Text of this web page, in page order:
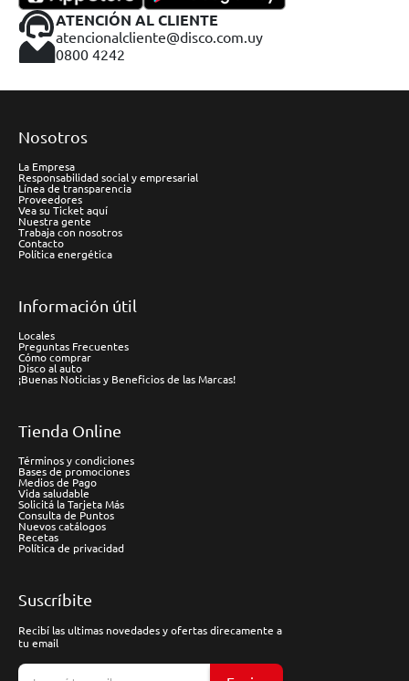
ATENCIÓN AL CLIENTE
atencionalcliente@disco.com.uy
0800 4242
Nosotros
La Empresa
Responsabilidad social y empresarial
Línea de transparencia
Proveedores
Vea su Ticket aquí
Nuestra gente
Trabaja con nosotros
Contacto
Política energética
Información útil
Locales
Preguntas Frecuentes
Cómo comprar
Disco al auto
¡Buenas Noticias y Beneficios de las Marcas!
Tienda Online
Términos y condiciones
Bases de promociones
Medios de Pago
Vida saludable
Solicitá la Tarjeta Más
Consulta de Puntos
Nuevos catálogos
Recetas
Política de privacidad
Suscríbite
Recibí las ultimas novedades y ofertas direcamente a
tu email